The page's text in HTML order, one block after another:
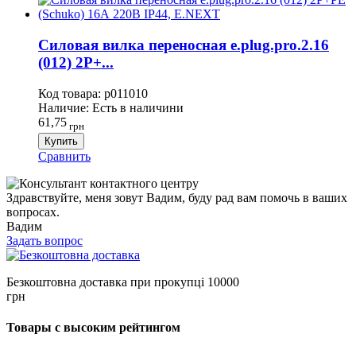
Силовая вилка переносная e.plug.pro.2.16
(012) 2P+...
Код товара: p011010
Наличие: Есть в наличини
61,75 грн
Купить
Сравнить
Здравствуйте, меня зовут Вадим, буду рад вам помочь в ваших
вопросах.
Вадим
Задать вопрос
Безкоштовна доставка при прокупці 10000
грн
Товары с высоким рейтингом